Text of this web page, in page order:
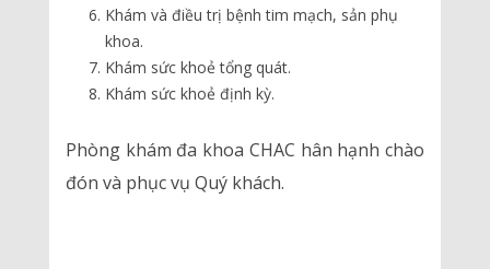
Khám và điều trị bệnh tim mạch, sản phụ
khoa.
Khám sức khoẻ tổng quát.
Khám sức khoẻ định kỳ.
Phòng khám đa khoa CHAC hân hạnh chào
đón và phục vụ Quý khách.